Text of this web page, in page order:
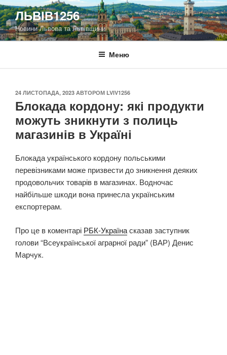
Перейти
до
вмісту
ЛЬВІВ1256
Новини Львова та Львівщини
Меню
ОПУБЛІКОВАНО
24 ЛИСТОПАДА, 2023 АВТОРОМ LVIV1256
Блокада кордону: які продукти
можуть зникнути з полиць
магазинів в Україні
Блокада українського кордону польськими
перевізниками може призвести до зникнення деяких
продовольчих товарів в магазинах. Водночас
найбільше шкоди вона принесла українським
експортерам.
Про це в коментарі РБК-Українасказав заступник
голови “Всеукраїнської аграрної ради” (ВАР) Денис
Марчук.